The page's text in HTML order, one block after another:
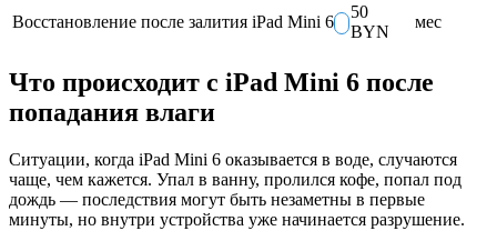
Восстановление после залития iPad Mini 6
50
BYN
мес
Что происходит с iPad Mini 6 после
попадания влаги
Ситуации, когда iPad Mini 6 оказывается в воде, случаются
чаще, чем кажется. Упал в ванну, пролился кофе, попал под
дождь — последствия могут быть незаметны в первые
минуты, но внутри устройства уже начинается разрушение.